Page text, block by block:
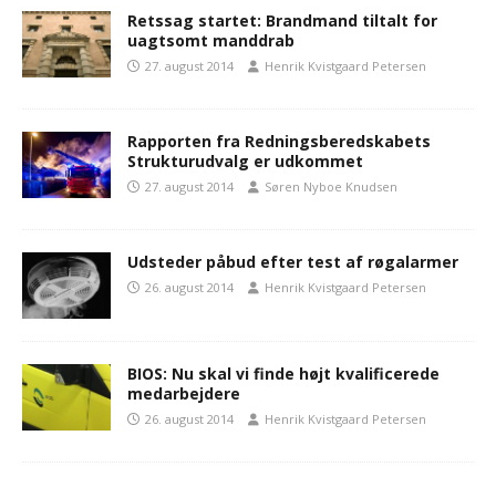
Retssag startet: Brandmand tiltalt for
uagtsomt manddrab
27. august 2014 Henrik Kvistgaard Petersen
Rapporten fra Redningsberedskabets
Strukturudvalg er udkommet
27. august 2014 Søren Nyboe Knudsen
Udsteder påbud efter test af røgalarmer
26. august 2014 Henrik Kvistgaard Petersen
BIOS: Nu skal vi finde højt kvalificerede
medarbejdere
26. august 2014 Henrik Kvistgaard Petersen